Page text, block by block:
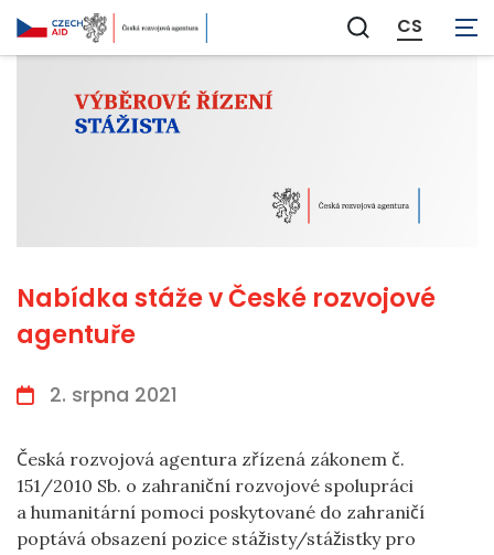
Zobrazit
vyhledávání
CS
Nabídka stáže v České rozvojové
agentuře
2. srpna 2021
Česká rozvojová agentura zřízená zákonem č.
151/2010 Sb. o zahraniční rozvojové spolupráci
a humanitární pomoci poskytované do zahraničí
poptává obsazení pozice stážisty/stážistky pro